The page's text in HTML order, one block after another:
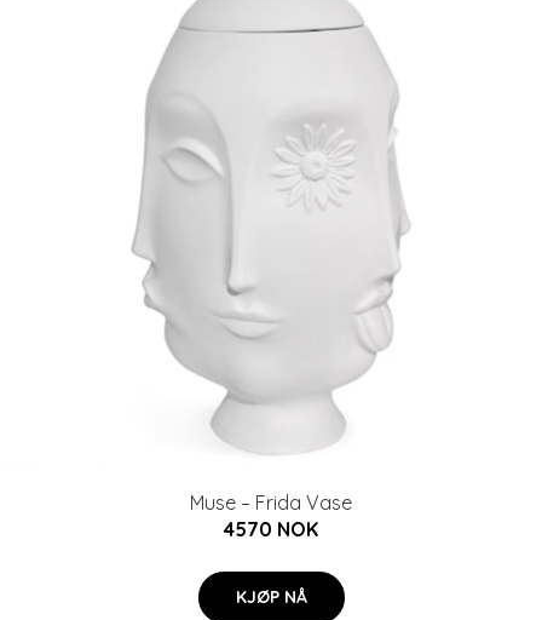
Muse – Frida Vase
4570 NOK
KJØP NÅ